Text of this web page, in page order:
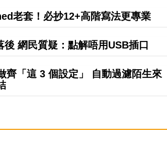
老套！必抄12+高階寫法更專業
網民質疑：點解唔用USB插口
「這 3 個設定」 自動過濾陌生來